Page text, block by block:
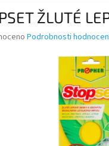
ŽLUTÉ
Podrobnosti